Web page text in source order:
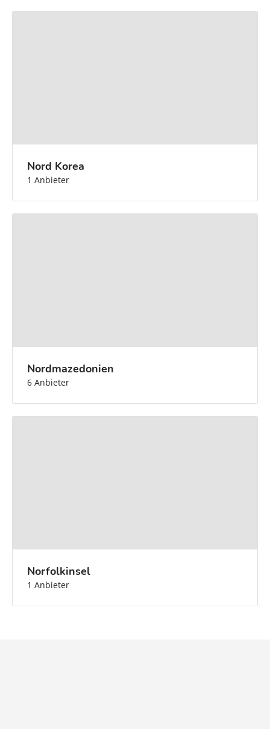
Nord Korea
1 Anbieter
Nordmazedonien
6 Anbieter
Norfolkinsel
1 Anbieter